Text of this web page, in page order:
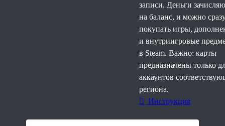
записи. Деньги
на баланс, и можно
покупать игры,
и внутриигровые
в Steam. Важно: карты
предназначены только
аккаунтов
региона.
Инструкция